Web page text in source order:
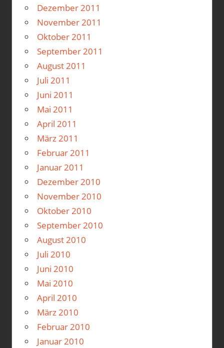
Dezember 2011
November 2011
Oktober 2011
September 2011
August 2011
Juli 2011
Juni 2011
Mai 2011
April 2011
März 2011
Februar 2011
Januar 2011
Dezember 2010
November 2010
Oktober 2010
September 2010
August 2010
Juli 2010
Juni 2010
Mai 2010
April 2010
März 2010
Februar 2010
Januar 2010